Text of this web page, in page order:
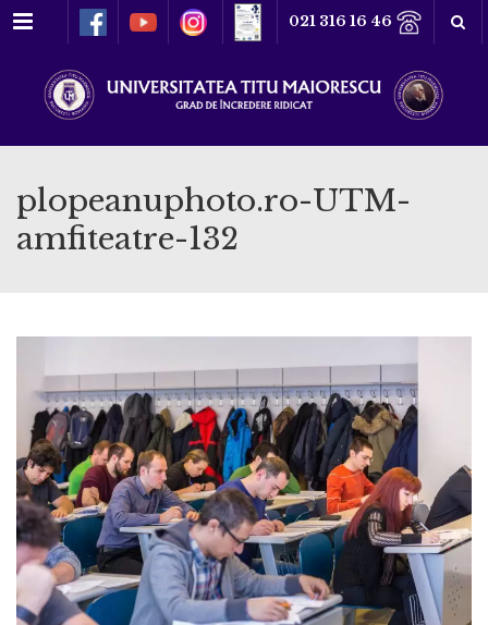
Meniu 021 316 16 46
plopeanuphoto.ro-UTM-
amfiteatre-132